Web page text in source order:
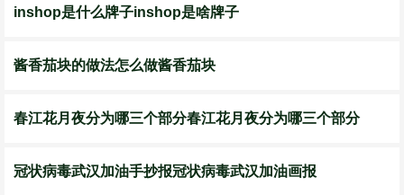
inshop是什么牌子inshop是啥牌子
酱香茄块的做法怎么做酱香茄块
春江花月夜分为哪三个部分春江花月夜分为哪三个部分
冠状病毒武汉加油手抄报冠状病毒武汉加油画报